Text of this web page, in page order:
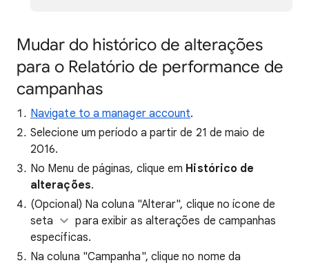
Mudar do histórico de alterações
para o Relatório de performance de
campanhas
Navigate to a manager account.
Selecione um período a partir de 21 de maio de
2016.
No Menu de páginas, clique em Histórico de
alterações.
(Opcional) Na coluna "Alterar", clique no ícone de
seta
para exibir as alterações de campanhas
específicas.
Na coluna "Campanha", clique no nome da